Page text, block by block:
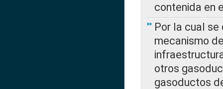
contenida en
Por la cual se
mecanismo
otros
gasoductos